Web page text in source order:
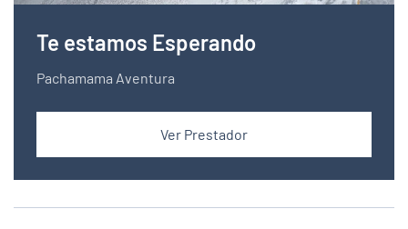
Te estamos Esperando
Pachamama Aventura
Ver Prestador